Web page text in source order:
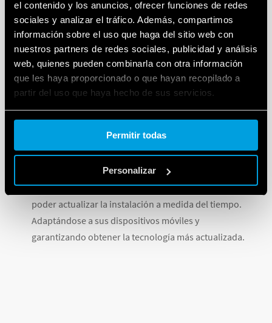
el contenido y los anuncios, ofrecer funciones de redes
sociales y analizar el tráfico. Además, compartimos
información sobre el uso que haga del sitio web con
nuestros partners de redes sociales, publicidad y análisis
web, quienes pueden combinarla con otra información
que les haya proporcionado o que hayan recopilado a
partir del uso que haya hecho de sus servicios.
Cookie policy.
Permitir todas
Personalizar
Eficiencia Energética: La automatización de
dispositivos puede contribuir a un uso más eficiente
de la energía, ayudando a reducir costos y el impacto
ambiental.
Facilidad de Instalación: Su diseño modular y
compacto facilita la instalación en diversos entornos,
como para renovaciones.
Actualizaciones y Soporte: Finder gestiona su propia
nube de almacenamiento, permitiéndole al usuario
poder actualizar la instalación a medida del tiempo.
Adaptándose a sus dispositivos móviles y
garantizando obtener la tecnología más actualizada.